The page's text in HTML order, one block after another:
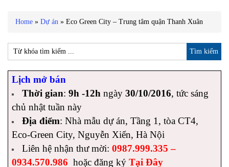
Home » Dự án » Eco Green City – Trung tâm quận Thanh Xuân
Lịch mở bán
Thời gian: 9h -12h ngày 30/10/2016, tức sáng
chủ nhật tuần này
Địa điểm: Nhà mẫu dự án, Tầng 1, tòa CT4,
Eco-Green City, Nguyễn Xiển, Hà Nội
Liên hệ nhận thư mời: 0987.999.335 –
0934.570.986 hoặc đăng ký Tại Đây